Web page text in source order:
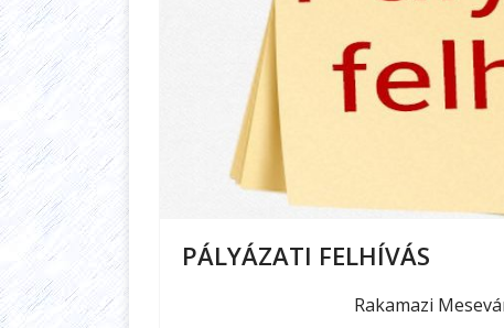
PÁLYÁZATI FELHÍVÁS
Rakamazi